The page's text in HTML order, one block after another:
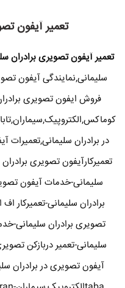
تعمیر آیفون
تعمیر آیفون تصویری برادران
سلیمانی,نمایندگی آیفون
فروش ایفون تصویری
در برادران سلیمانی,تعمیرات
تعمیرکارآیفون تصویری
سلیمانی-خدمات آیفون
برادران سلیمانی-تعمیرکار
تصویری برادران سلیمانی-
سلیمانی-تعمیر دربازکن
آیفون تصویری در برادران